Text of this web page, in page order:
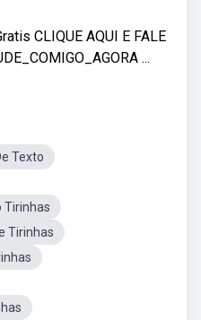
CLIQUE AQUI E FALE
...
Texto
Tirinhas
Tirinhas